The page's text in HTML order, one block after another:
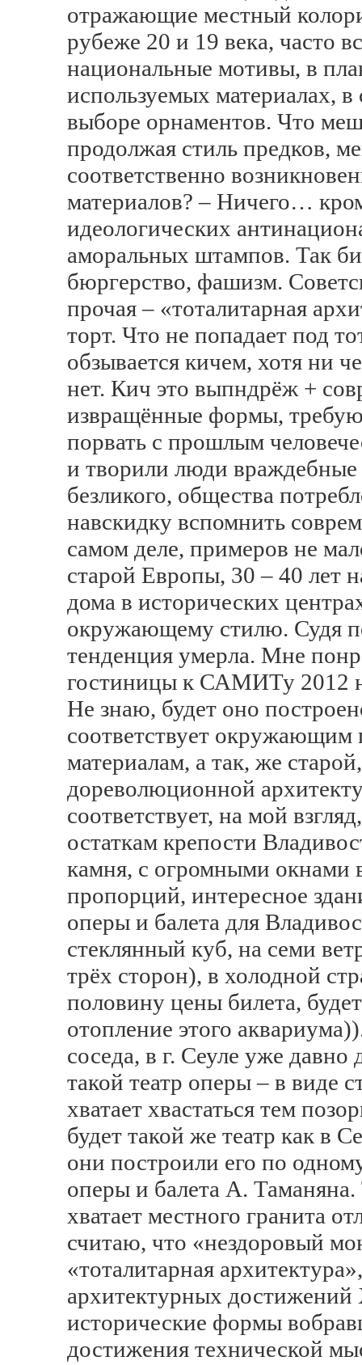
отражающие местный
рубеже 20 и 19 века, часто
национальные мотивы, в
используемых материалах, в
выборе орнаментов. Что
продолжая стиль предков,
соответственно
материалов? – Ничего…
идеологических
аморальных штампов. Так
бюргерство, фашизм.
прочая – «тоталитарная
торт. Что не попадает под
обзывается кичем, хотя ни
нет. Кич это выпндрёж +
извращённые формы,
порвать с прошлым
и творили люди
безликого, общества
навскидку вспомнить
самом деле, примеров не
старой Европы, 30 – 40 лет
дома в исторических
окружающему стилю. Судя
тенденция умерла. Мне
гостиницы к САМИТу 2012
Не знаю, будет оно
соответствует
материалам, а так, же
дореволюционной
соответствует, на мой
остаткам крепости
камня, с огромными окнами
пропорций, интересное
оперы и балета для
стеклянный куб, на семи
трёх сторон), в холодной
половину цены билета,
отопление этого
соседа, в г. Сеуле уже давно
такой театр оперы – в виде
хватает хвастаться тем
будет такой же театр как в
они построили его по
оперы и балета А. Таманяна.
хватает местного гранита
считаю, что «нездоровый
«тоталитарная
архитектурных достижений
исторические формы
достижения технической